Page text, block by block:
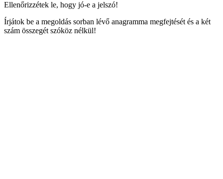
Ellenőrizzétek le, hogy jó-e a jelszó!
Írjátok be a megoldás sorban lévő anagramma megfejtését és a két
szám összegét szóköz nélkül!